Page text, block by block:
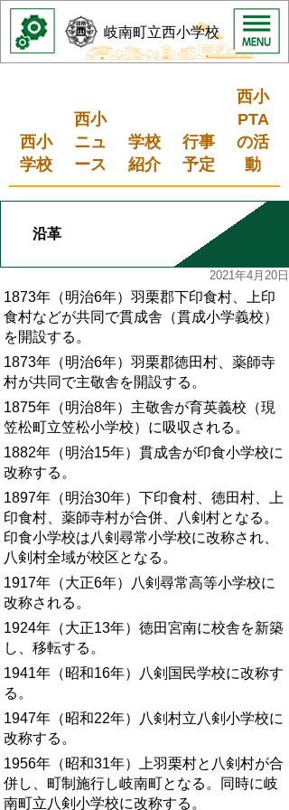
岐南町立西小学校
西小
学校
西小
ニュ
ース
学校
紹介
行事
予定
西小
PTA
の活
動
沿革
2021年4月20日
1873年（明治6年）羽栗郡下印食村、上印
食村などが共同で貫成舎（貫成小学義校）
を開設する。
1873年（明治6年）羽栗郡徳田村、薬師寺
村が共同で主敬舎を開設する。
1875年（明治8年）主敬舎が育英義校（現
笠松町立笠松小学校）に吸収される。
1882年（明治15年）貫成舎が印食小学校に
改称する。
1897年（明治30年）下印食村、徳田村、上
印食村、薬師寺村が合併、八剣村となる。
印食小学校は八剣尋常小学校に改称され、
八剣村全域が校区となる。
1917年（大正6年）八剣尋常高等小学校に
改称される。
1924年（大正13年）徳田宮南に校舎を新築
し、移転する。
1941年（昭和16年）八剣国民学校に改称す
る。
1947年（昭和22年）八剣村立八剣小学校に
改称する。
1956年（昭和31年）上羽栗村と八剣村が合
併し、町制施行し岐南町となる。同時に岐
南町立八剣小学校に改称する。